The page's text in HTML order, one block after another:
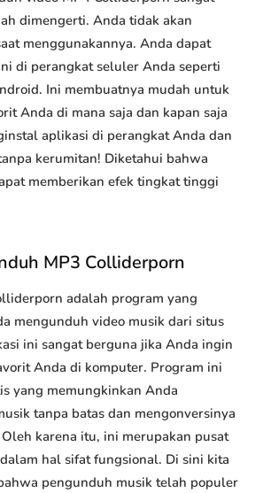
dimengerti. Anda tidak akan
menggunakannya. Anda dapat
di perangkat seluler Anda seperti
Ini membuatnya mudah untuk
Anda di mana saja dan kapan saja
aplikasi di perangkat Anda dan
kerumitan! Diketahui bahwa
memberikan efek tingkat tinggi
MP3 Colliderporn
adalah program yang
mengunduh video musik dari situs
ini sangat berguna jika Anda ingin
Anda di komputer. Program ini
yang memungkinkan Anda
tanpa batas dan mengonversinya
karena itu, ini merupakan pusat
hal sifat fungsional. Di sini kita
pengunduh musik telah populer